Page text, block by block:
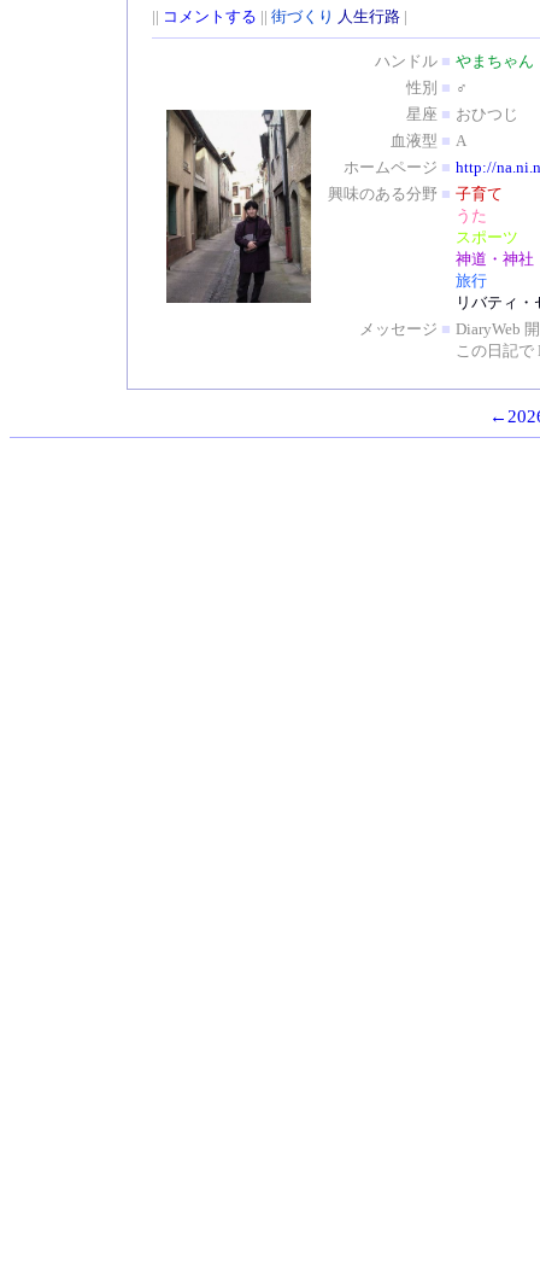
|| コメントする || 街づくり 人生行路|
ハンドル ■ やまちゃん
性別 ■ ♂
星座 ■ おひつじ
血液型 ■ A
ホームページ ■ http://
興味のある分野 ■ 子育て
うた
スポーツ
神道・神社
旅行
リバティ
メッセージ ■ DiaryWeb
この日記